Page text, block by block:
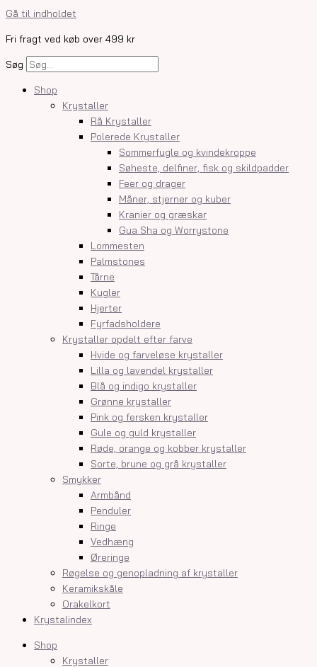
Gå til indholdet
Fri fragt ved køb over 499 kr
Søg
Shop
Krystaller
Rå Krystaller
Polerede Krystaller
Sommerfugle og kvindekroppe
Søheste, delfiner, fisk og skildpadder
Feer og drager
Måner, stjerner og kuber
Kranier og græskar
Gua Sha og Worrystone
Lommesten
Palmstones
Tårne
Kugler
Hjerter
Fyrfadsholdere
Krystaller opdelt efter farve
Hvide og farveløse krystaller
Lilla og lavendel krystaller
Blå og indigo krystaller
Grønne krystaller
Pink og fersken krystaller
Gule og guld krystaller
Røde, orange og kobber krystaller
Sorte, brune og grå krystaller
Smykker
Armbånd
Penduler
Ringe
Vedhæng
Øreringe
Røgelse og genopladning af krystaller
Keramikskåle
Orakelkort
Krystalindex
Shop
Krystaller